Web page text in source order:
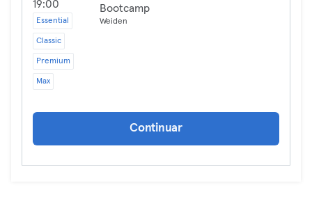
19:00
Essential
Classic
Premium
Max
Bootcamp
Weiden
Continuar